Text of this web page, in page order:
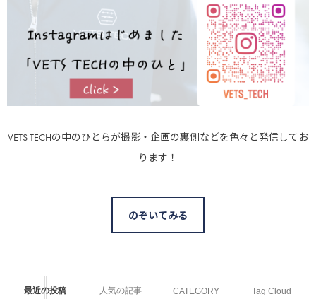
VETS TECHの中のひとらが撮影・企画の裏側などを色々と発信してお
ります！
のぞいてみる
最近の投稿 人気の記事 CATEGORY Tag Cloud